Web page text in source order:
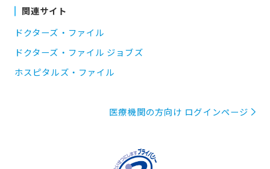
関連サイト
ドクターズ・ファイル
ドクターズ・ファイル ジョブズ
ホスピタルズ・ファイル
医療機関の方向け ログインページ